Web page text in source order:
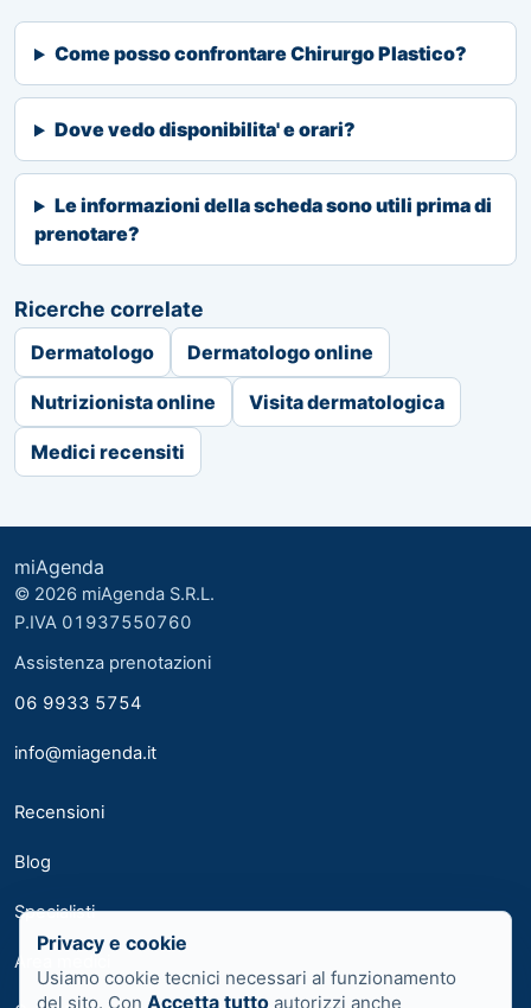
Come posso confrontare Chirurgo Plastico?
Dove vedo disponibilita' e orari?
Le informazioni della scheda sono utili prima di
prenotare?
Ricerche correlate
Dermatologo Dermatologo online
Nutrizionista online Visita dermatologica
Medici recensiti
miAgenda
© 2026 miAgenda S.R.L.
P.IVA 01937550760
Assistenza prenotazioni
06 9933 5754
info@miagenda.it
Recensioni
Blog
Specialisti
Area medici
Privacy e cookie
Usiamo cookie tecnici necessari al funzionamento
del sito. Con Accetta tutto autorizzi anche